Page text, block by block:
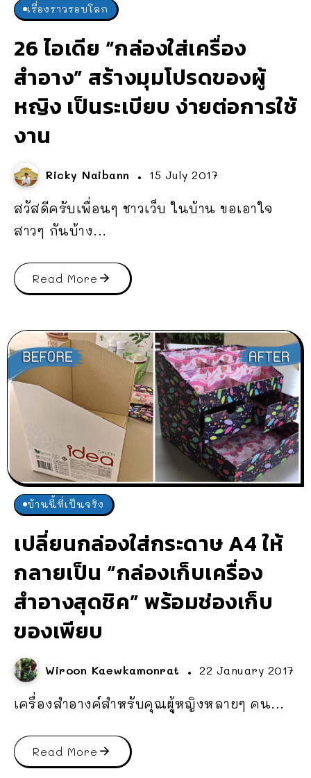
เรื่องราวรอบโลก
26 ไอเดีย “กล่องใส่เครื่อง
สำอาง” สร้างมุมโปรดของผู้
หญิง เป็นระเบียบ ง่ายต่อการใช้
งาน
Ricky Naibann 15 July 2017
สวัสดีครับเพื่อนๆ ชาวเว็บ ในบ้าน ขอเอาใจ
สาวๆ กันบ้าง...
Read More
บ้านนี้ที่เป็นจริง
เปลี่ยนกล่องใส่กระดาษ A4 ให้
กลายเป็น “กล่องเก็บเครื่อง
สำอางสุดชิค” พร้อมช่องเก็บ
ของเพียบ
Wiroon Kaewkamonrat 22 January 2017
เครื่องสำอางค์สำหรับคุณผู้หญิงหลายๆ คน...
Read More